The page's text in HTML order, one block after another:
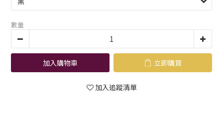
數量
加入購物車 立即購買
加入追蹤清單